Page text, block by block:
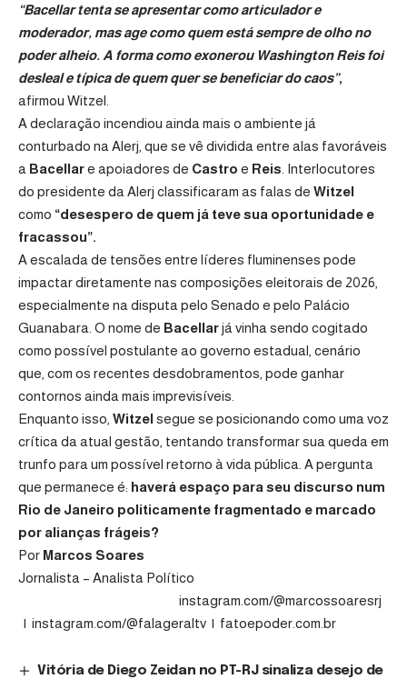
“Bacellar tenta se apresentar como articulador e
moderador, mas age como quem está sempre de olho no
poder alheio. A forma como exonerou Washington Reis foi
desleal e típica de quem quer se beneficiar do caos”,
afirmou Witzel.
A declaração incendiou ainda mais o ambiente já
conturbado na Alerj, que se vê dividida entre alas favoráveis
a Bacellare apoiadores de Castro e Reis . Interlocutores
do presidente da Alerj classificaram as falas de Witzel
como “desespero de quem já teve sua oportunidade e
fracassou”.
A escalada de tensões entre líderes fluminenses pode
impactar diretamente nas composições eleitorais de 2026,
especialmente na disputa pelo Senado e pelo Palácio
Guanabara. O nome de Bacellarjá vinha sendo cogitado
como possível postulante ao governo estadual, cenário
que, com os recentes desdobramentos, pode ganhar
contornos ainda mais imprevisíveis.
Enquanto isso, Witzel segue se posicionando como uma voz
crítica da atual gestão, tentando transformar sua queda em
trunfo para um possível retorno à vida pública. A pergunta
que permanece é: haverá espaço para seu discurso num
Rio de Janeiro politicamente fragmentado e marcado
por alianças frágeis?
Por Marcos Soares
Jornalista – Analista Político
instagram.com/@marcossoaresrj
| instagram.com/@falageraltv | fatoepoder.com.br
Vitória de Diego Zeidan no PT-RJ sinaliza desejo de